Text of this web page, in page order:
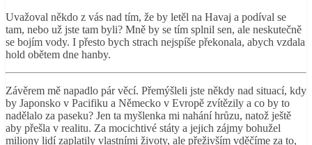
Uvažoval někdo z vás nad tím, že by letěl na Havaj a podíval se
tam, nebo už jste tam byli? Mně by se tím splnil sen, ale neskutečně
se bojím vody. I přesto bych strach nejspíše překonala, abych vzdala
hold obětem dne hanby.
Závěrem mě napadlo pár věcí. Přemýšleli jste někdy nad situací, kdy
by Japonsko v Pacifiku a Německo v Evropě zvítězily a co by to
nadělalo za paseku? Jen ta myšlenka mi nahání hrůzu, natož ještě
aby přešla v realitu. Za mocichtivé státy a jejich zájmy bohužel
miliony lidí zaplatily vlastními životy, ale přeživším vděčíme za to,